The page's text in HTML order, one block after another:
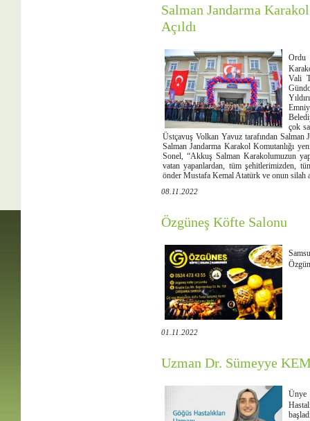
Salman Jandarma
Açıldı
Ordu
Vali
çok
Üstçavuş Volkan Yavuz tarafından Salman
Salman Jandarma Karakol Komutanlığı
Sonel, “Akkuş Salman Karakolumuzun
vatan yapanlardan, tüm şehitlerimizden,
önder Mustafa Kemal Atatürk ve onun silah
08.11.2022
Özgüneş Köfte Salonu
01.11.2022
Uzman Dr. Sümeyye
Ünye